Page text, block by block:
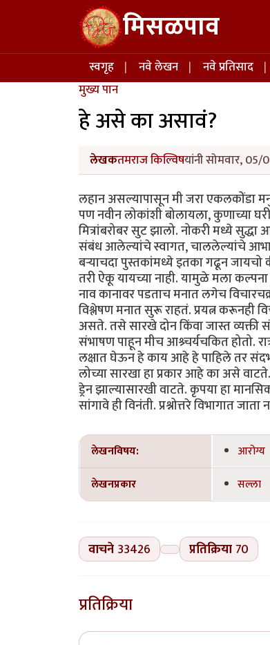
Skip to main content मिसळपाव
Main navigation
स्वगृह नवे लेखन नवे प्रतिसाद
मुख्य पान
हे असे का असावं?
लेखकतमराज किल्विषयांनी सोमवार,
लहान असल्यापासून मी जरा एकलकोंडा
पण नवीन लोकांशी बोलायला, कुणाच्या
मित्रांबरोबर सुट झालो. नोकरी मध्ये
संबंध आलेल्यांचे स्वागत, चाललेल्यांचे
बऱ्याचदा पुस्तकांमध्ये इतका गढून
तरी ऐकू यायच्या नाही. यामुळे मला
नाव कानावर पडताच मनात लगेच
विश्लेषण मनात सुरू राहतं. प्रयत्न करूनही
असते. तसे सारखे दोन किंवा जास्त
संभाषण पाहून मीच आश्र्चर्यचकित होतो.
लक्षात घेऊन हे काय आहे हे पाहिले तर
लोच्या सारखा हा प्रकार आहे का असे
ड्रेन झाल्यासारखी वाटते. कृपया हा
सांगावे ही विनंती. प्रश्नोत्तरे विभागात
लेखनविषय:
आरोग्य
लेखनप्रकार
सल्ला
वाचने 33426 प्रतिक्रिया 70
प्रतिक्रिया